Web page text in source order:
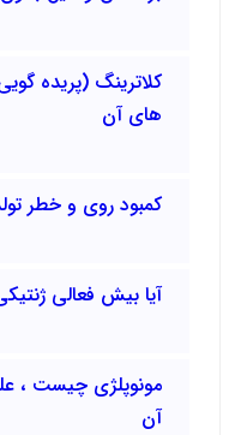
کلاترینگ (پریده
های آن
کمبود روی و خطر
آیا بیش فعالی
مونوپلژی چیست ،
آن